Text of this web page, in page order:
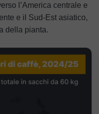
l’America centrale e
e il Sud-Est asiatico,
della pianta.